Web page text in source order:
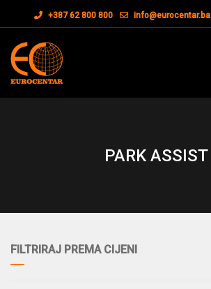
+387 62 800 800 info@eurocentar.ba
PARK ASSIST
FILTRIRAJ PREMA CIJENI